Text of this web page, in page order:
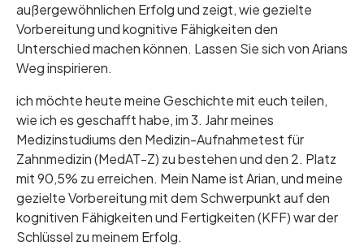
außergewöhnlichen Erfolg und zeigt, wie gezielte
Vorbereitung und kognitive Fähigkeiten den
Unterschied machen können. Lassen Sie sich von Arians
Weg inspirieren.
ich möchte heute meine Geschichte mit euch teilen,
wie ich es geschafft habe, im 3. Jahr meines
Medizinstudiums den Medizin-Aufnahmetest für
Zahnmedizin (MedAT-Z) zu bestehen und den 2. Platz
mit 90,5% zu erreichen. Mein Name ist Arian, und meine
gezielte Vorbereitung mit dem Schwerpunkt auf den
kognitiven Fähigkeiten und Fertigkeiten (KFF) war der
Schlüssel zu meinem Erfolg.